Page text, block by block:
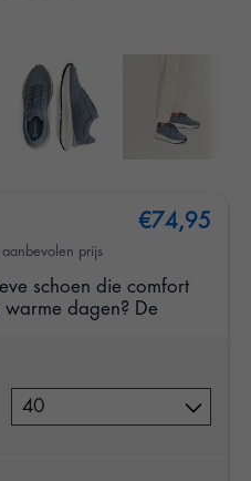
prijs
€74,95
schoen die comfort
warme dagen? De